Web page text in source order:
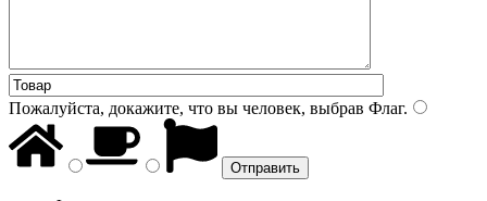
Пожалуйста, докажите, что вы человек, выбрав Флаг.